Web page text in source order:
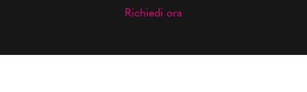
Richiedi ora